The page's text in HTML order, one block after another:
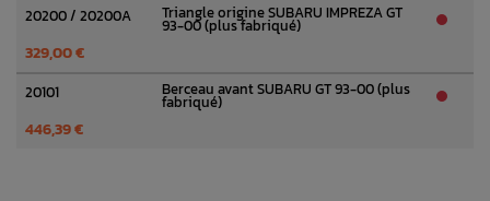
20200 / 20200A Triangle origine SUBARU IMPREZA GT
93-00 (plus fabriqué)
329,00 €
20101 Berceau avant SUBARU GT 93-00 (plus
fabriqué)
446,39 €